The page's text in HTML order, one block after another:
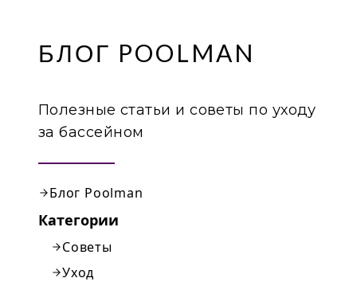
БЛОГ POOLMAN
Полезные статьи и советы по уходу
за бассейном
Блог Poolman
Категории
Советы
Уход